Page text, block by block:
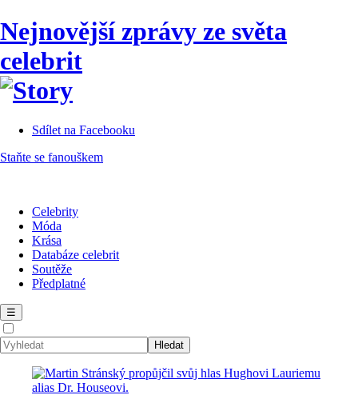
Nejnovější zprávy ze světa
celebrit
Sdílet na Facebooku
Staňte se fanouškem
Celebrity
Móda
Krása
Databáze celebrit
Soutěže
Předplatné
☰